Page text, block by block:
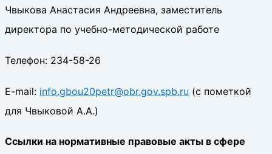
Чвыкова Анастасия Андреевна, заместитель
директора по учебно-методической работе
Телефон: 234-58-26
E-mail: info.gbou20petr@obr.gov.spb.ru (с пометкой
для Чвыковой А.А.)
Ссылки на нормативные правовые акты в сфере